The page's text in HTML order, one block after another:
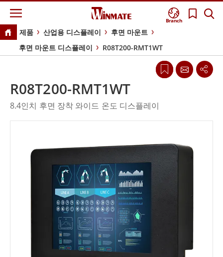
Branch
제품 산업용 디스플레이
후면 마운트
후면 마운트 디스플레이
R08T200-RMT1WT
R08T200-RMT1WT
8.4인치 후면 장착 와이드 온도 디스플레이